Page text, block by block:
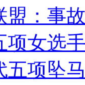
盟：事
项女选
五项坠